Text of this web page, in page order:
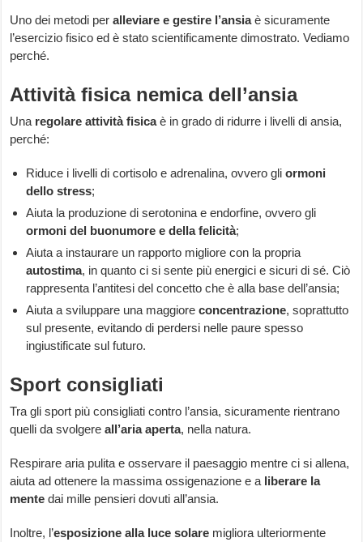
Uno dei metodi peralleviare e gestire l’ansiaè sicuramente
l’esercizio fisico ed è stato scientificamente dimostrato. Vediamo
perché.
Attività fisica nemica dell’ansia
Una regolare attività fisicaè in grado di ridurre i livelli di ansia,
perché:
Riduce i livelli di cortisolo e adrenalina, ovvero gliormoni
dello stress;
Aiuta la produzione di serotonina e endorfine, ovvero gli
ormoni del buonumore e della felicità;
Aiuta a instaurare un rapporto migliore con la propria
autostima, in quanto ci si sente più energici e sicuri di sé. Ciò
rappresenta l’antitesi del concetto che è alla base dell’ansia;
Aiuta a sviluppare una maggioreconcentrazione, soprattutto
sul presente, evitando di perdersi nelle paure spesso
ingiustificate sul futuro.
Sport consigliati
Tra gli sport più consigliati contro l’ansia, sicuramente rientrano
quelli da svolgereall’aria aperta, nella natura.
Respirare aria pulita e osservare il paesaggio mentre ci si allena,
aiuta ad ottenere la massima ossigenazione e a liberare la
mente dai mille pensieri dovuti all’ansia.
Inoltre, l’esposizione alla luce solare migliora ulteriormente